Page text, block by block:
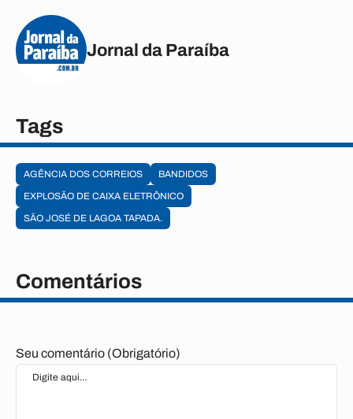
Jornal da Paraíba
Tags
AGÊNCIA DOS CORREIOS
BANDIDOS
EXPLOSÃO DE CAIXA ELETRÔNICO
SÃO JOSÉ DE LAGOA TAPADA.
Comentários
Seu comentário (Obrigatório)